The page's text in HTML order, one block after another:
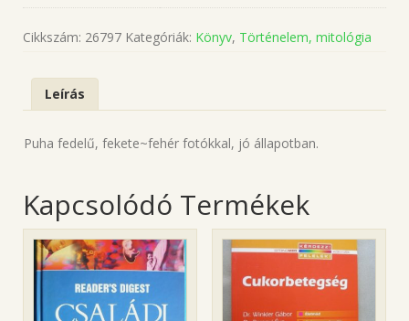
Cikkszám: 26797 Kategóriák: Könyv, Történelem, mitológia
Leírás
Puha fedelű, fekete~fehér fotókkal, jó állapotban.
Kapcsolódó Termékek